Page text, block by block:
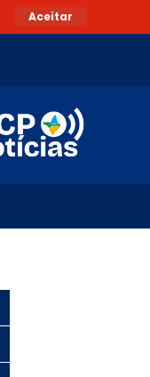
Aceitar